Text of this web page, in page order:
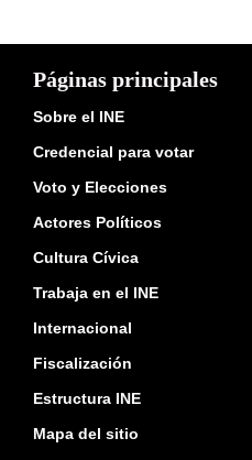
Páginas principales
Sobre el INE
Credencial para votar
Voto y Elecciones
Actores Políticos
Cultura Cívica
Trabaja en el INE
Internacional
Fiscalización
Estructura INE
Mapa del sitio